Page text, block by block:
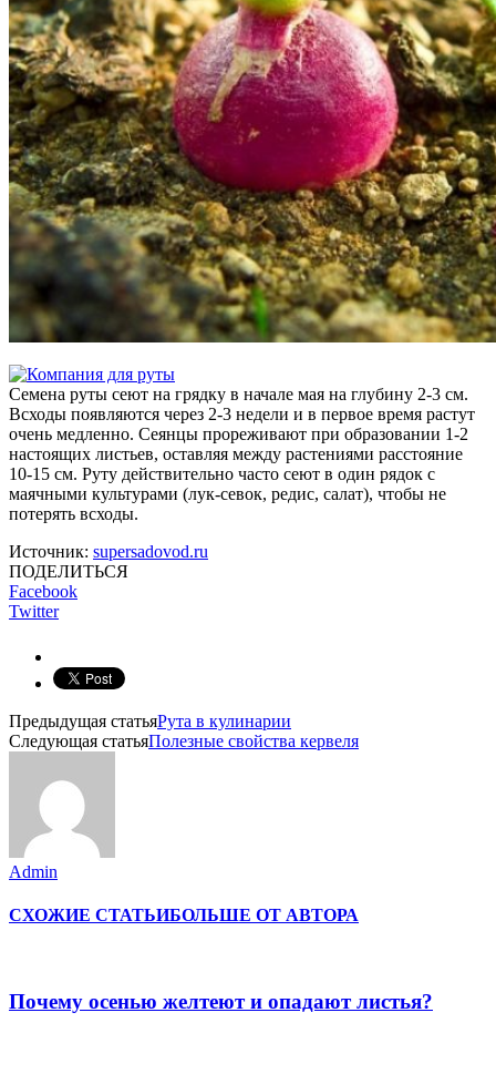
Семена руты сеют на грядку в начале мая на глубину 2-3 см.
Всходы появляются через 2-3 недели и в первое время растут
очень медленно. Сеянцы прореживают при образовании 1-2
настоящих листьев, оставляя между растениями расстояние
10-15 см. Руту действительно часто сеют в один рядок с
маячными культурами (лук-севок, редис, салат), чтобы не
потерять всходы.
Источник: supersadovod.ru
ПОДЕЛИТЬСЯ
Facebook
Twitter
Предыдущая статьяРута в кулинарии
Следующая статьяПолезные свойства кервеля
Admin
СХОЖИЕ СТАТЬИБОЛЬШЕ ОТ АВТОРА
Почему осенью желтеют и опадают листья?